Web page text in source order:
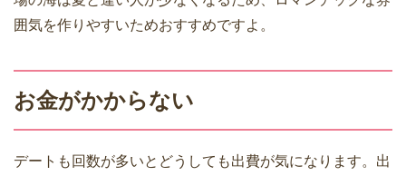
囲気を作りやすいためおすすめですよ。
お金がかからない
デートも回数が多いとどうしても出費が気になります。出